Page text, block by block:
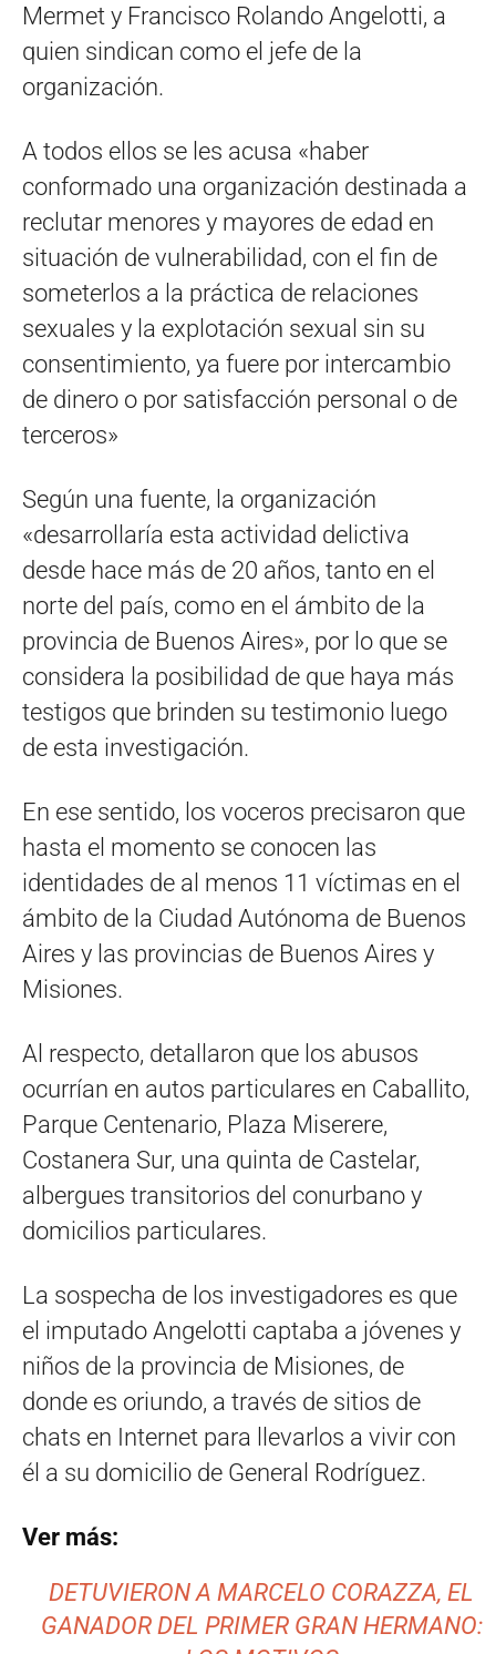
Mermet y Francisco Rolando Angelotti, a
quien sindican como el jefe de la
organización.
A todos ellos se les acusa «haber
conformado una organización destinada a
reclutar menores y mayores de edad en
situación de vulnerabilidad, con el fin de
someterlos a la práctica de relaciones
sexuales y la explotación sexual sin su
consentimiento, ya fuere por intercambio
de dinero o por satisfacción personal o de
terceros»
Según una fuente, la organización
«desarrollaría esta actividad delictiva
desde hace más de 20 años, tanto en el
norte del país, como en el ámbito de la
provincia de Buenos Aires», por lo que se
considera la posibilidad de que haya más
testigos que brinden su testimonio luego
de esta investigación.
En ese sentido, los voceros precisaron que
hasta el momento se conocen las
identidades de al menos 11 víctimas en el
ámbito de la Ciudad Autónoma de Buenos
Aires y las provincias de Buenos Aires y
Misiones.
Al respecto, detallaron que los abusos
ocurrían en autos particulares en Caballito,
Parque Centenario, Plaza Miserere,
Costanera Sur, una quinta de Castelar,
albergues transitorios del conurbano y
domicilios particulares.
La sospecha de los investigadores es que
el imputado Angelotti captaba a jóvenes y
niños de la provincia de Misiones, de
donde es oriundo, a través de sitios de
chats en Internet para llevarlos a vivir con
él a su domicilio de General Rodríguez.
Ver más:
DETUVIERON A MARCELO CORAZZA, EL
GANADOR DEL PRIMER GRAN HERMANO: